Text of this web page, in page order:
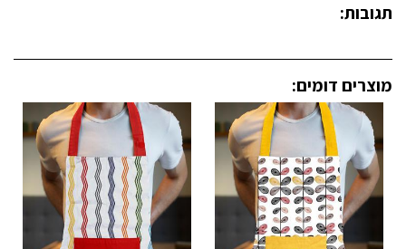
תגובות:
מוצרים דומים: